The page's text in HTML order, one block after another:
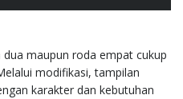
maupun roda empat cukup
modifikasi, tampilan
karakter dan kebutuhan